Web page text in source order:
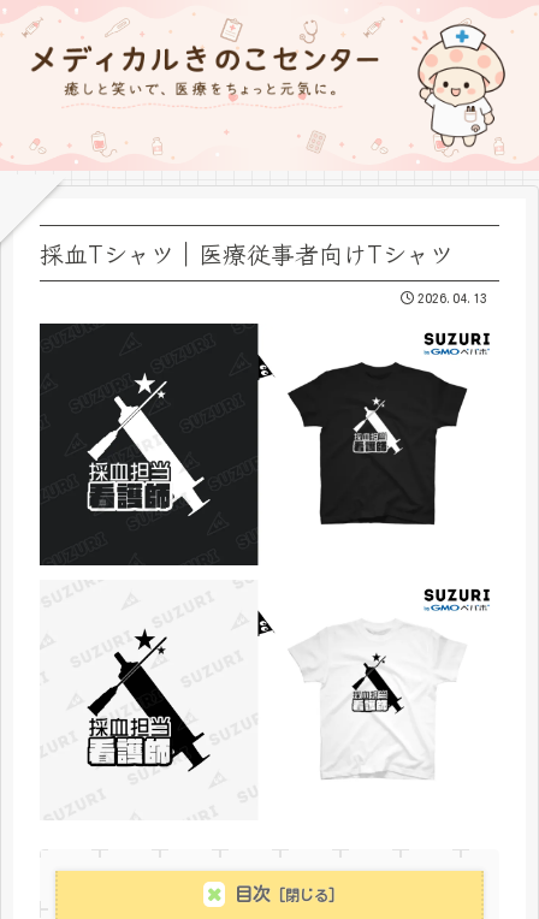
採血Tシャツ｜医療従事者向けTシャツ
2026.04.13
目次